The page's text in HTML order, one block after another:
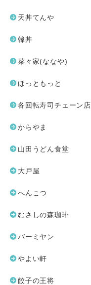
天丼てんや
韓丼
菜々家(ななや)
ほっともっと
各回転寿司チェーン店
からやま
山田うどん食堂
大戸屋
へんこつ
むさしの森珈琲
バーミヤン
やよい軒
餃子の王将